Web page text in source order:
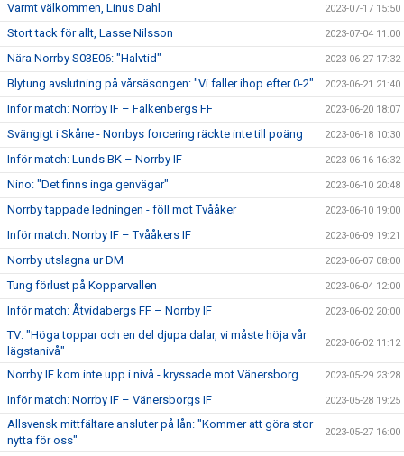
Varmt välkommen, Linus Dahl 2023-07-17 15:50
Stort tack för allt, Lasse Nilsson 2023-07-04 11:00
Nära Norrby S03E06: "Halvtid" 2023-06-27 17:32
Blytung avslutning på vårsäsongen: "Vi faller ihop efter 0-2" 2023-06-21 21:40
Inför match: Norrby IF – Falkenbergs FF 2023-06-20 18:07
Svängigt i Skåne - Norrbys forcering räckte inte till poäng 2023-06-18 10:30
Inför match: Lunds BK – Norrby IF 2023-06-16 16:32
Nino: "Det finns inga genvägar" 2023-06-10 20:48
Norrby tappade ledningen - föll mot Tvååker 2023-06-10 19:00
Inför match: Norrby IF – Tvååkers IF 2023-06-09 19:21
Norrby utslagna ur DM 2023-06-07 08:00
Tung förlust på Kopparvallen 2023-06-04 12:00
Inför match: Åtvidabergs FF – Norrby IF 2023-06-02 20:00
TV: "Höga toppar och en del djupa dalar, vi måste höja vår
lägstanivå"
2023-06-02 11:12
Norrby IF kom inte upp i nivå - kryssade mot Vänersborg 2023-05-29 23:28
Inför match: Norrby IF – Vänersborgs IF 2023-05-28 19:25
Allsvensk mittfältare ansluter på lån: "Kommer att göra stor
nytta för oss"
2023-05-27 16:00